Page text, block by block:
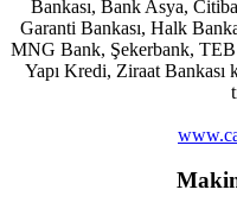
Bankası, Bank Asya,
Garanti Bankası, Halk
MNG Bank, Şekerbank,
Yapı Kredi, Ziraat Bankası